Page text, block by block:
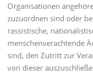
Organisationen
zuzuordnen sind oder
rassistische,
menschenverachtende
sind, den Zutritt zur
von dieser